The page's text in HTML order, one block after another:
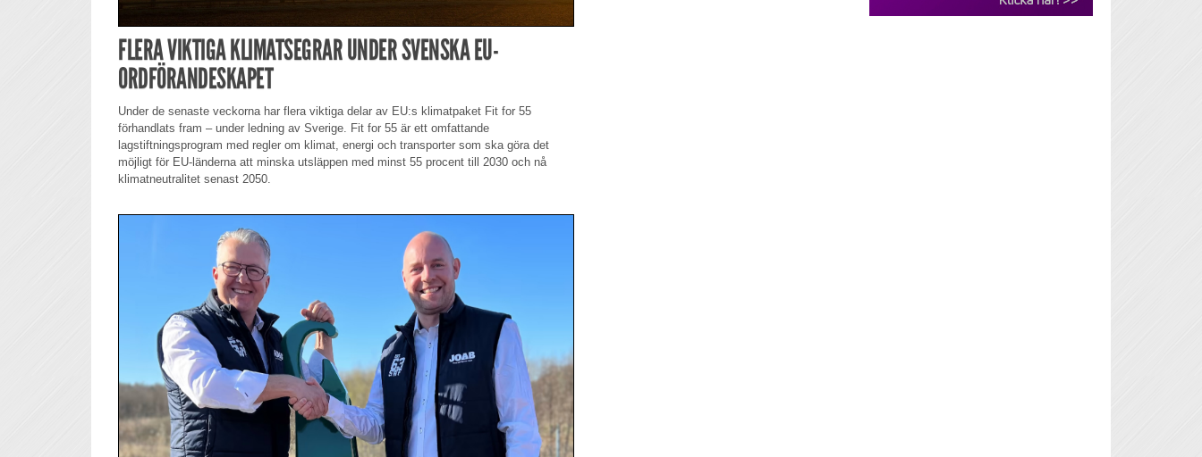
FLERA VIKTIGA KLIMATSEGRAR UNDER SVENSKA EU-
ORDFÖRANDESKAPET
Under de senaste veckorna har flera viktiga delar av EU:s klimatpaket Fit for 55
förhandlats fram – under ledning av Sverige. Fit for 55 är ett omfattande
lagstiftningsprogram med regler om klimat, energi och transporter som ska göra det
möjligt för EU-länderna att minska utsläppen med minst 55 procent till 2030 och nå
klimatneutralitet senast 2050.